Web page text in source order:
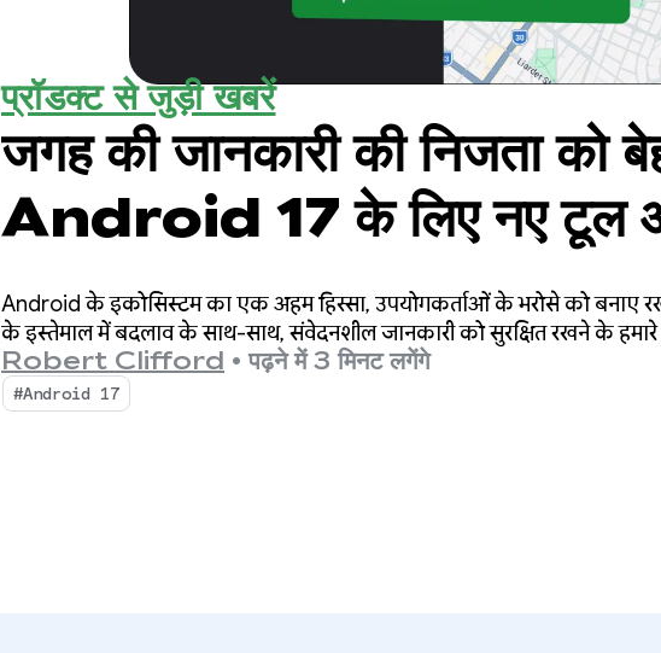
प्रॉडक्ट से जुड़ी खबरें
जगह की जानकारी की निजता को
Android 17 के लिए नए टूल
Android के इकोसिस्टम का एक अहम हिस्सा, उपयोगकर्ताओं के भरोसे को बनाए रखने
के इस्तेमाल में बदलाव के साथ-साथ, संवेदनशील जानकारी को सुरक्षित रखने के
Robert Clifford • पढ़ने में 3 मिनट लगेंगे
#Android 17